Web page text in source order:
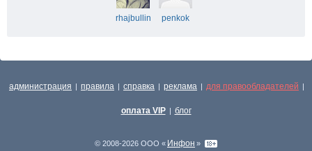
rhajbullin penkok
администрация | правила | справка | реклама | для правообладателей |
оплата VIP | блог
© 2008-2026 ООО « Инфон »